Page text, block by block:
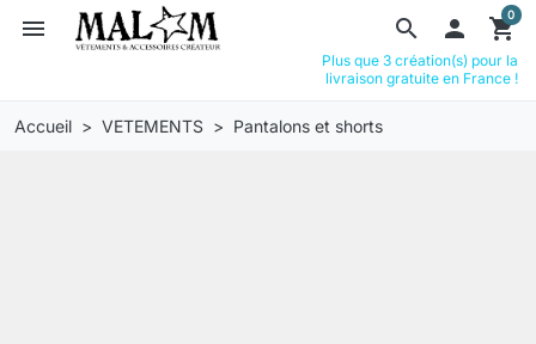
search
menu  shopping_cart
0
Plus que 3 création(s) pour la
livraison gratuite en France !
Accueil VETEMENTS Pantalons et shorts